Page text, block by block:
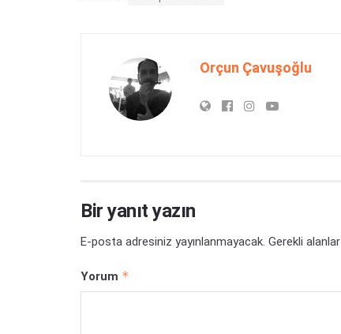
Orçun Çavuşoğlu
Bir yanıt yazın
E-posta adresiniz yayınlanmayacak. Gerekli alanlar
Yorum *